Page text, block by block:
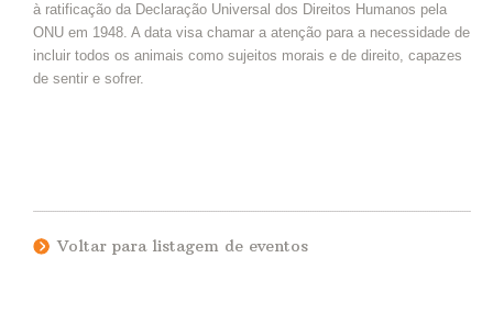
à ratificação da Declaração Universal dos Direitos Humanos pela
ONU em 1948. A data visa chamar a atenção para a necessidade de
incluir todos os animais como sujeitos morais e de direito, capazes
de sentir e sofrer.
Voltar para listagem de eventos